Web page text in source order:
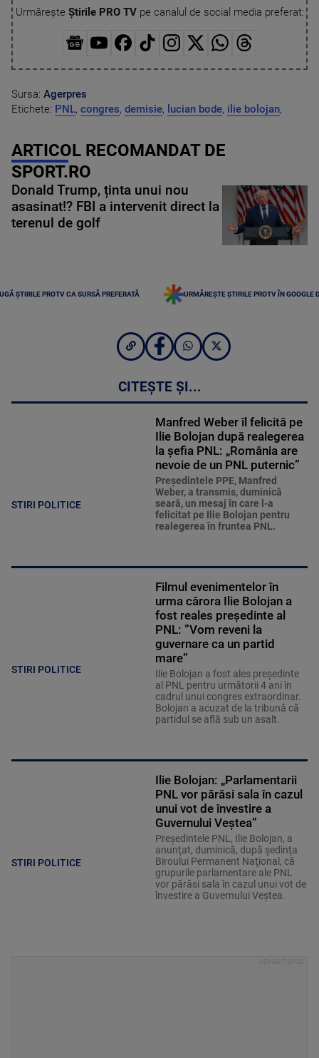
Urmărește Știrile PRO TVpe canalul de social media preferat:
Sursa: Agerpres
Etichete: PNL, congres, demisie, lucian bode, ilie bolojan,
ARTICOL RECOMANDAT DE
SPORT.RO
Donald Trump, ținta unui nou
asasinat!? FBI a intervenit direct la
terenul de golf
ȘTIRILE PROTV CA SURSĂ PREFERATĂ URMĂREȘTE ȘTIRILE PROTV ÎN GOOGLE
CITEȘTE ȘI...
STIRI POLITICE
Manfred Weber îl felicită pe
Ilie Bolojan după realegerea
la șefia PNL: „România are
nevoie de un PNL puternic”
Preşedintele PPE, Manfred
Weber, a transmis, duminică
seară, un mesaj în care l-a
felicitat pe Ilie Bolojan pentru
realegerea în fruntea PNL.
STIRI POLITICE
Filmul evenimentelor în
urma cărora Ilie Bolojan a
fost reales președinte al
PNL: ”Vom reveni la
guvernare ca un partid
mare”
Ilie Bolojan a fost ales președinte
al PNL pentru următorii 4 ani în
cadrul unui congres extraordinar.
Bolojan a acuzat de la tribună că
partidul se află sub un asalt.
STIRI POLITICE
Ilie Bolojan: „Parlamentarii
PNL vor părăsi sala în cazul
unui vot de învestire a
Guvernului Veştea”
Preşedintele PNL, Ilie Bolojan, a
anunţat, duminică, după şedinţa
Biroului Permanent Naţional, că
grupurile parlamentare ale PNL
vor părăsi sala în cazul unui vot de
învestire a Guvernului Veştea.